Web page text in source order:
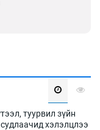
туурвил зүйн
хэлэлцлээ